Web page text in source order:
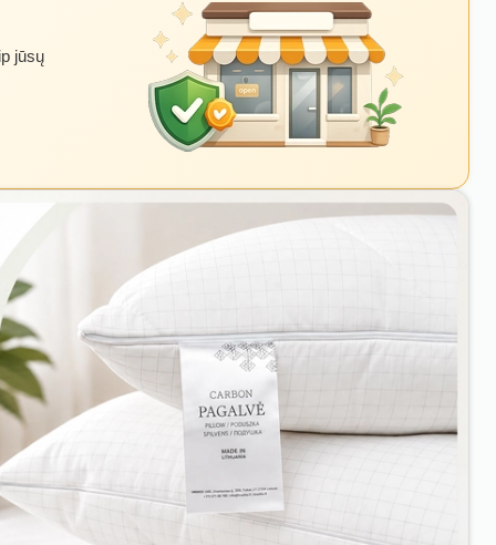
jūsų